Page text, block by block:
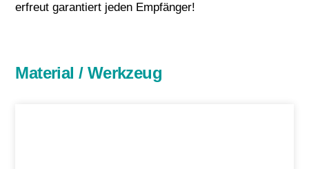
erfreut garantiert jeden Empfänger!
Material / Werkzeug